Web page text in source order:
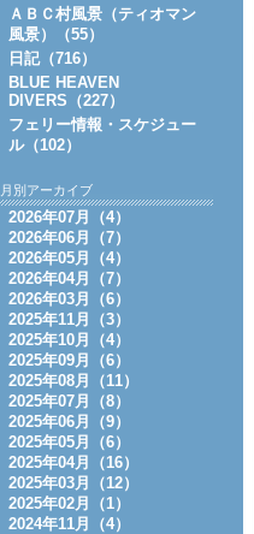
ＡＢＣ村風景（ティオマン
風景）（55）
日記（716）
BLUE HEAVEN
DIVERS（227）
フェリー情報・スケジュー
ル（102）
月別アーカイブ
2026年07月（4）
2026年06月（7）
2026年05月（4）
2026年04月（7）
2026年03月（6）
2025年11月（3）
2025年10月（4）
2025年09月（6）
2025年08月（11）
2025年07月（8）
2025年06月（9）
2025年05月（6）
2025年04月（16）
2025年03月（12）
2025年02月（1）
2024年11月（4）